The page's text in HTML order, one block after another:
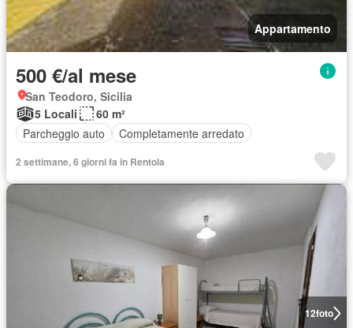
Appartamento
500 €/al mese
San Teodoro, Sicilia
5 Locali
60 m²
Parcheggio auto
Completamente arredato
2 settimane, 6 giorni fa in Rentola
12foto